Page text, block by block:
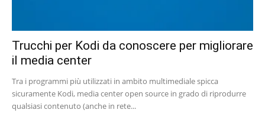
Trucchi per Kodi da conoscere per migliorare
il media center
Tra i programmi più utilizzati in ambito multimediale spicca
sicuramente Kodi, media center open source in grado di riprodurre
qualsiasi contenuto (anche in rete...